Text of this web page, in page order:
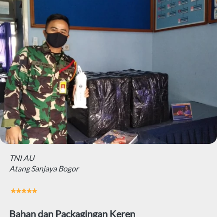
TNI AU
Atang Sanjaya Bogor
Bahan dan Packagingan Keren